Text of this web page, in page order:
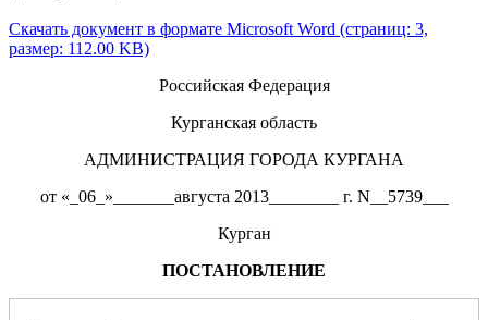
Скачать документ в формате Microsoft Word (страниц: 3,
размер: 112.00 KB)
Российская Федерация
Курганская область
АДМИНИСТРАЦИЯ ГОРОДА КУРГАНА
от «_06_»_______августа 2013________ г. N__5739___
Курган
ПОСТАНОВЛЕНИЕ